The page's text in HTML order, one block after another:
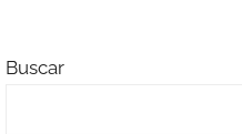
Buscar